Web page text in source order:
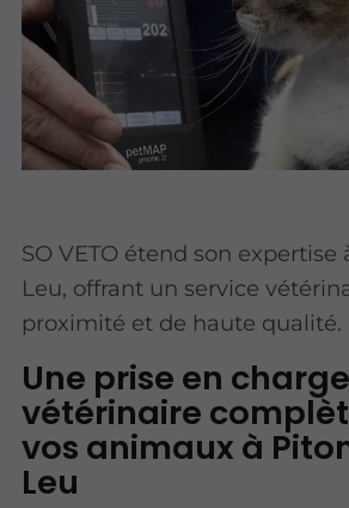
SO VETO étend son expertise
Leu, offrant un service
proximité et de haute qualité.
Une prise en charge
vétérinaire
vos animaux à
Leu